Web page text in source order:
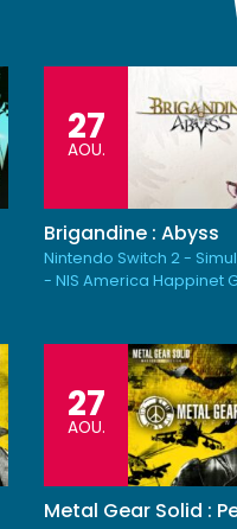
27
AOU.
Brigandine : Abyss
Nintendo Switch 2 -
- NIS America Happinet
27
AOU.
Metal Gear Solid :